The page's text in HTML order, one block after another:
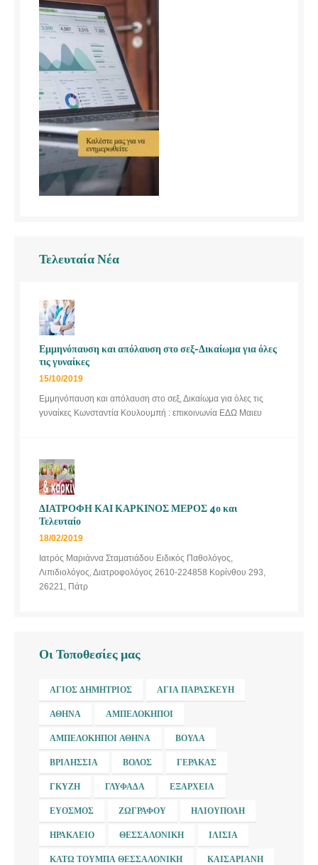
Τελευταία Νέα
Εμμηνόπαυση και απόλαυση στο σεξ-Δικαίωμα για όλες
τις γυναίκες
15/10/2019
Εμμηνόπαυση και απόλαυση στο σεξ, Δικαίωμα για όλες τις
γυναίκες Κωνσταντία Κουλουμπή : επικοινωνία ΕΔΩ Μαιευ
ΔΙΑΤΡΟΦΗ ΚΑΙ ΚΑΡΚΙΝΟΣ ΜΕΡΟΣ 4ο και
Τελευταίο
18/02/2019
Ιατρός Μαριάννα Σταματιάδου Ειδικός Παθολόγος,
Λιπιδιολόγος, Διατροφολόγος 2610-224858 Κορίνθου 293,
26221, Πάτρ
Οι Τοποθεσίες μας
ΆΓΙΟΣ ΔΗΜΉΤΡΙΟΣ ΑΓΊΑ ΠΑΡΑΣΚΕΥΉ
ΑΘΉΝΑ ΑΜΠΕΛΌΚΗΠΟΙ
ΑΜΠΕΛΌΚΗΠΟΙ ΑΘΉΝΑ ΒΟΎΛΑ
ΒΡΙΛΉΣΣΙΑ ΒΌΛΟΣ ΓΈΡΑΚΑΣ
ΓΚΎΖΗ ΓΛΥΦΆΔΑ ΕΞΆΡΧΕΙΑ
ΕΎΟΣΜΟΣ ΖΩΓΡΆΦΟΥ ΗΛΙΟΎΠΟΛΗ
ΗΡΆΚΛΕΙΟ ΘΕΣΣΑΛΟΝΊΚΗ ΙΛΊΣΙΑ
ΚΆΤΩ ΤΟΎΜΠΑ ΘΕΣΣΑΛΟΝΊΚΗ ΚΑΙΣΑΡΙΑΝΉ